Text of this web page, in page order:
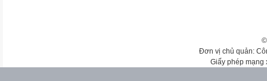
Đơn vị chủ quản:
Giấy phép mạng